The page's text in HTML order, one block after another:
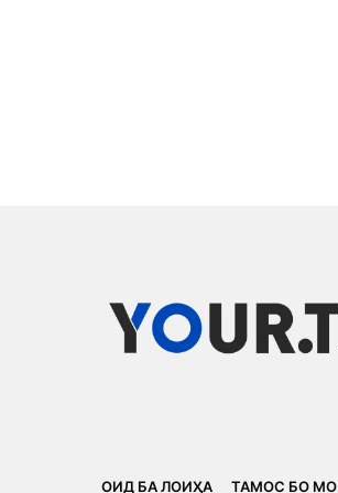
ОИД БА ЛОИҲА ТАМОС БО МО